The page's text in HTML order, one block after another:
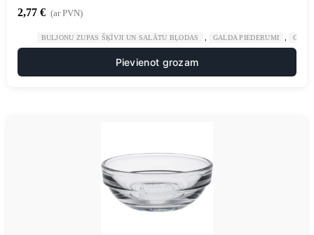
2,77 € (ar PVN)
BULJONU ZUPAS ŠĶĪVJI UN SALĀTU BĻODAS GALDA PIEDERUMI
Pievienot grozam